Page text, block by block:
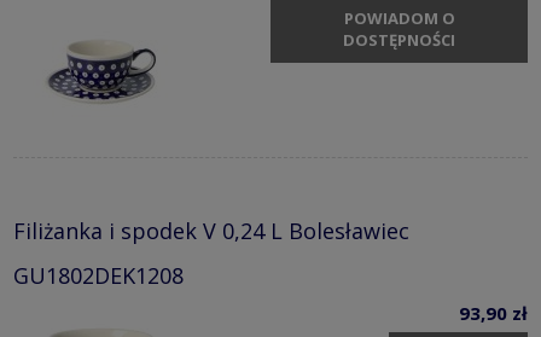
POWIADOM O
DOSTĘPNOŚCI
Filiżanka i spodek V 0,24 L Bolesławiec
GU1802DEK1208
93,90 zł